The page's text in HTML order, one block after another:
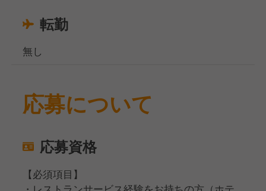
転勤
無し
応募について
応募資格
【必須項目】